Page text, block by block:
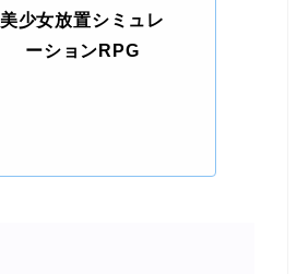
美少女放置シミュレ
ーションRPG